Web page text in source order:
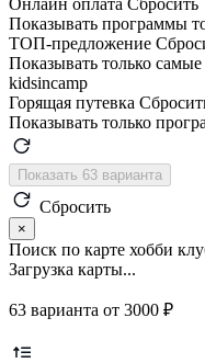
Показывать программы
ТОП-предложение
Показывать только
kidsincamp
Горящая путевка
Показывать только
Показать 63 варианта
Сбросить
×
Поиск по карте хобби
Загрузка карты...
63 варианта от 3000 ₽